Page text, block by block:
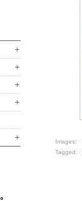
Images:
Tagged: